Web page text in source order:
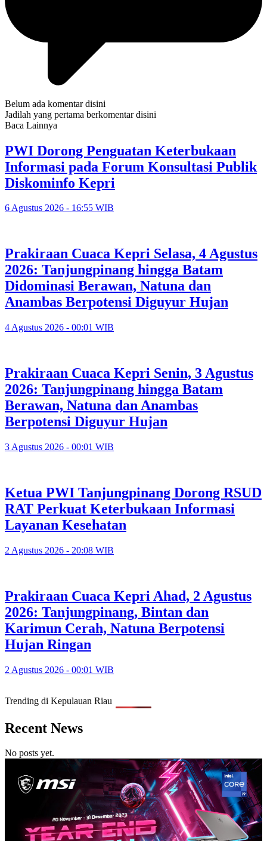
Belum ada komentar disini
Jadilah yang pertama berkomentar disini
Baca Lainnya
PWI Dorong Penguatan Keterbukaan
Informasi pada Forum Konsultasi Publik
Diskominfo Kepri
6 Agustus 2026 - 16:55 WIB
Prakiraan Cuaca Kepri Selasa, 4 Agustus
2026: Tanjungpinang hingga Batam
Didominasi Berawan, Natuna dan
Anambas Berpotensi Diguyur Hujan
4 Agustus 2026 - 00:01 WIB
Prakiraan Cuaca Kepri Senin, 3 Agustus
2026: Tanjungpinang hingga Batam
Berawan, Natuna dan Anambas
Berpotensi Diguyur Hujan
3 Agustus 2026 - 00:01 WIB
Ketua PWI Tanjungpinang Dorong RSUD
RAT Perkuat Keterbukaan Informasi
Layanan Kesehatan
2 Agustus 2026 - 20:08 WIB
Prakiraan Cuaca Kepri Ahad, 2 Agustus
2026: Tanjungpinang, Bintan dan
Karimun Cerah, Natuna Berpotensi
Hujan Ringan
2 Agustus 2026 - 00:01 WIB
Trending di Kepulauan Riau
Recent News
No posts yet.